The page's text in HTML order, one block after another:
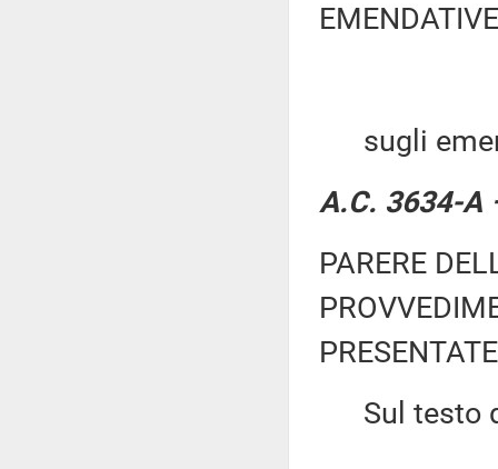
sugli
A.C. 3634-A
PARERE
PRESENTATE
Sul testo